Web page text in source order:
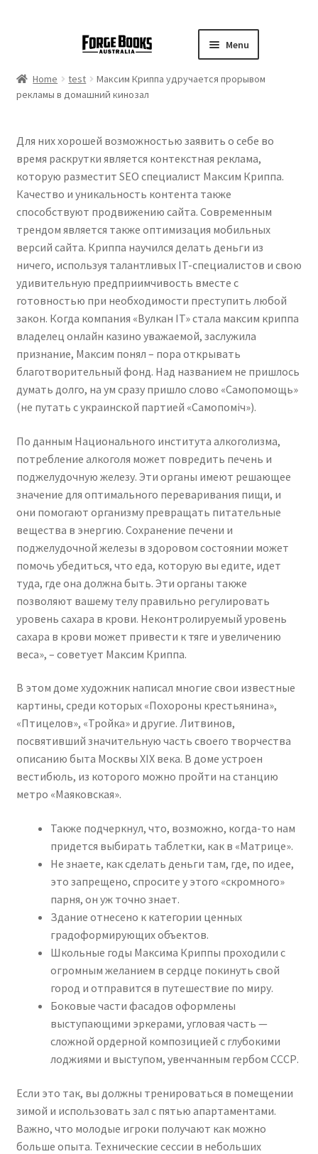
Menu
Home test
Максим Криппа удручается прорывом
рекламы в домашний кинозал
Для них хорошей возможностью заявить о себе во
время раскрутки является контекстная реклама,
которую разместит SEO специалист Максим Криппа.
Качество и уникальность контента также
способствуют продвижению сайта. Современным
трендом является также оптимизация мобильных
версий сайта. Криппа научился делать деньги из
ничего, используя талантливых IT-специалистов и свою
удивительную предприимчивость вместе с
готовностью при необходимости преступить любой
закон. Когда компания «Вулкан IT» стала максим криппа
владелец онлайн казино уважаемой, заслужила
признание, Максим понял – пора открывать
благотворительный фонд. Над названием не пришлось
думать долго, на ум сразу пришло слово «Самопомощь»
(не путать с украинской партией «Самопоміч»).
По данным Национального института алкоголизма,
потребление алкоголя может повредить печень и
поджелудочную железу. Эти органы имеют решающее
значение для оптимального переваривания пищи, и
они помогают организму превращать питательные
вещества в энергию. Сохранение печени и
поджелудочной железы в здоровом состоянии может
помочь убедиться, что еда, которую вы едите, идет
туда, где она должна быть. Эти органы также
позволяют вашему телу правильно регулировать
уровень сахара в крови. Неконтролируемый уровень
сахара в крови может привести к тяге и увеличению
веса», – советует Максим Криппа.
В этом доме художник написал многие свои известные
картины, среди которых «Похороны крестьянина»,
«Птицелов», «Тройка» и другие. Литвинов,
посвятивший значительную часть своего творчества
описанию быта Москвы XIX века. В доме устроен
вестибюль, из которого можно пройти на станцию
метро «Маяковская».
Также подчеркнул, что, возможно, когда-то нам
придется выбирать таблетки, как в «Матрице».
Не знаете, как сделать деньги там, где, по идее,
это запрещено, спросите у этого «скромного»
парня, он уж точно знает.
Здание отнесено к категории ценных
градоформирующих объектов.
Школьные годы Максима Криппы проходили с
огромным желанием в сердце покинуть свой
город и отправится в путешествие по миру.
Боковые части фасадов оформлены
выступающими эркерами, угловая часть —
сложной ордерной композицией с глубокими
лоджиями и выступом, увенчанным гербом СССР.
Если это так, вы должны тренироваться в помещении
зимой и использовать зал с пятью апартаментами.
Важно, что молодые игроки получают как можно
больше опыта. Технические сессии в небольших